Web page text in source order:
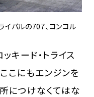
イバルの707、コンコル
キード・トライス
こにもエンジンを
につけなくてはな